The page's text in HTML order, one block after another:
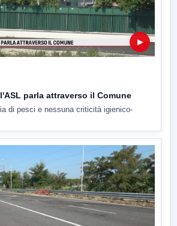
▶
parla attraverso il Comune
di pesci e nessuna criticità igienico-